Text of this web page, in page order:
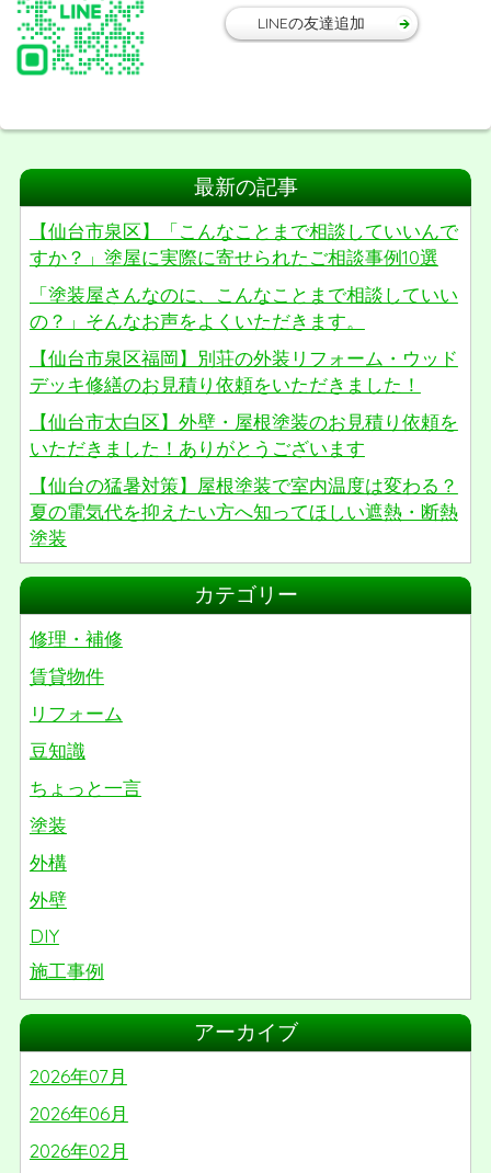
LINEの友達追加
最新の記事
【仙台市泉区】「こんなことまで相談していいんで
すか？」塗屋に実際に寄せられたご相談事例10選
「塗装屋さんなのに、こんなことまで相談していい
の？」そんなお声をよくいただきます。
【仙台市泉区福岡】別荘の外装リフォーム・ウッド
デッキ修繕のお見積り依頼をいただきました！
【仙台市太白区】外壁・屋根塗装のお見積り依頼を
いただきました！ありがとうございます
【仙台の猛暑対策】屋根塗装で室内温度は変わる？
夏の電気代を抑えたい方へ知ってほしい遮熱・断熱
塗装
カテゴリー
修理・補修
賃貸物件
リフォーム
豆知識
ちょっと一言
塗装
外構
外壁
DIY
施工事例
リノベーション
屋根
番外編
アーカイブ
2026年07月
2026年06月
2026年02月